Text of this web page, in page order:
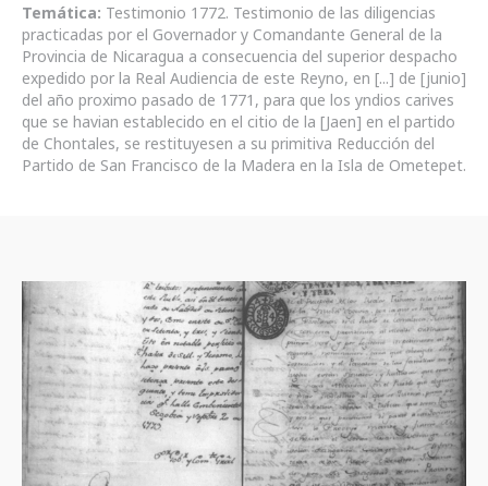
Temática: Testimonio 1772. Testimonio de las diligencias
practicadas por el Governador y Comandante General de la
Provincia de Nicaragua a consecuencia del superior despacho
expedido por la Real Audiencia de este Reyno, en [...] de [junio]
del año proximo pasado de 1771, para que los yndios carives
que se havian establecido en el citio de la [Jaen] en el partido
de Chontales, se restituyesen a su primitiva Reducción del
Partido de San Francisco de la Madera en la Isla de Ometepet.